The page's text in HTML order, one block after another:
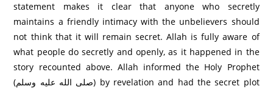
statement makes it clear that anyone who secretly
maintains a friendly intimacy with the unbelievers should
not think that it will remain secret. Allah is fully aware of
what people do secretly and openly, as it happened in the
story recounted above. Allah informed the Holy Prophet
(صلى الله عليه وسلم) by revelation and had the secret plot